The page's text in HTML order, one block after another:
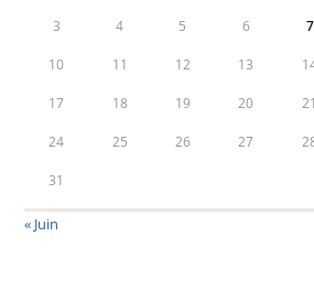
3 4 5 6 7
10 11 12 13
17 18 19 20 21
24 25 26 27
31
« Juin